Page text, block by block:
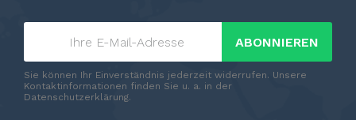
ABONNIEREN
Sie können Ihr Einverständnis jederzeit widerrufen. Unsere
Kontaktinformationen finden Sie u. a. in der
Datenschutzerklärung.